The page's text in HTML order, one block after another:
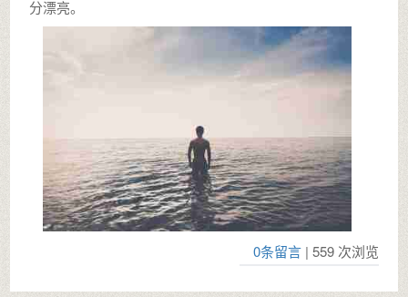
分漂亮。
0条留言 | 559 次浏览